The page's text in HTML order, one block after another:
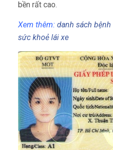
bền rất cao.
Xem thêm: danh sách
sức khoẻ lái xe